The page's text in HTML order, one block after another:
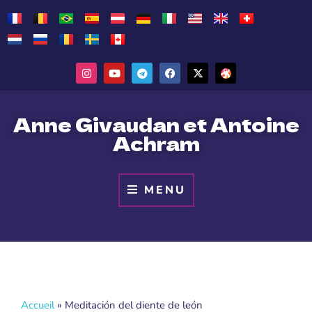
Anne Givaudan et Antoine
Achram
MENU
Accueil» Meditación del diente de león